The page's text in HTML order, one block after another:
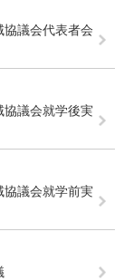
議会代表者会
議会就学後実
議会就学前実